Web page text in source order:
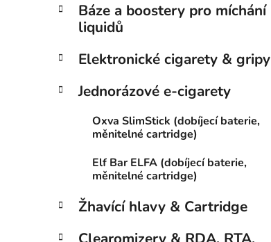
Báze a boostery pro míchání
liquidů
Elektronické cigarety & gripy
Jednorázové e-cigarety
Oxva SlimStick (dobíjecí baterie,
měnitelné cartridge)
Elf Bar ELFA (dobíjecí baterie,
měnitelné cartridge)
Žhavící hlavy & Cartridge